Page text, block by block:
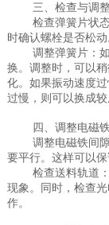
三、检查与调
检查弹簧片状
时确认螺栓是否松动
调整弹簧片：
换。调整时，可以
化。如果振动速度
过慢，则可以换成较
四、调整电磁
调整电磁铁间
要平行。这样可以
检查送料轨道
现象。同时，检查
作。